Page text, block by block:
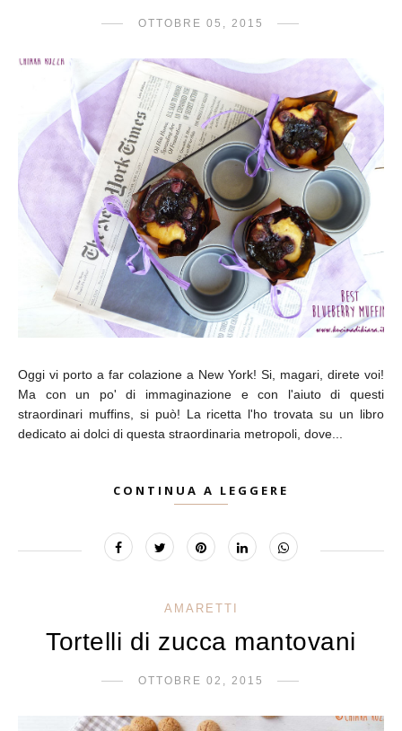
OTTOBRE 05, 2015
Oggi vi porto a far colazione a New York! Si, magari, direte voi!
Ma con un po' di immaginazione e con l'aiuto di questi
straordinari muffins, si può! La ricetta l'ho trovata su un libro
dedicato ai dolci di questa straordinaria metropoli, dove...
CONTINUA A LEGGERE
AMARETTI
Tortelli di zucca mantovani
OTTOBRE 02, 2015